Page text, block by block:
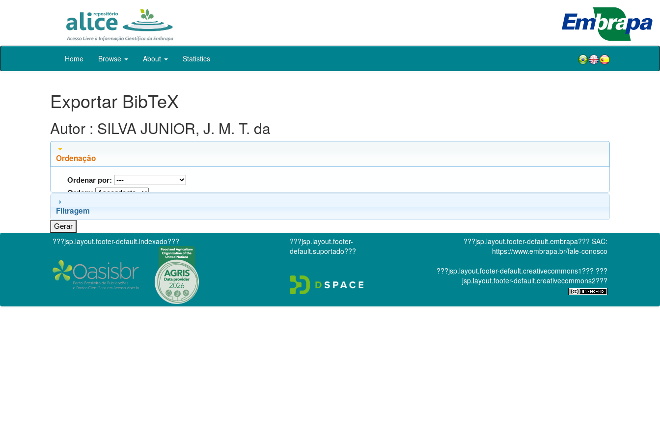
Skip
Home Browse About Statistics
Exportar BibTeX
Autor : SILVA JUNIOR, J. M. T. da
Ordenação
Ordenar por:
Ordem:
Filtragem
???jsp.layout.footer-default.indexado???
???jsp.layout.footer-
default.suportado???
???jsp.layout.footer-default.embrapa??? SAC:
https://www.embrapa.br/fale-conosco
???jsp.layout.footer-default.creativecommons1??? ???
jsp.layout.footer-default.creativecommons2???